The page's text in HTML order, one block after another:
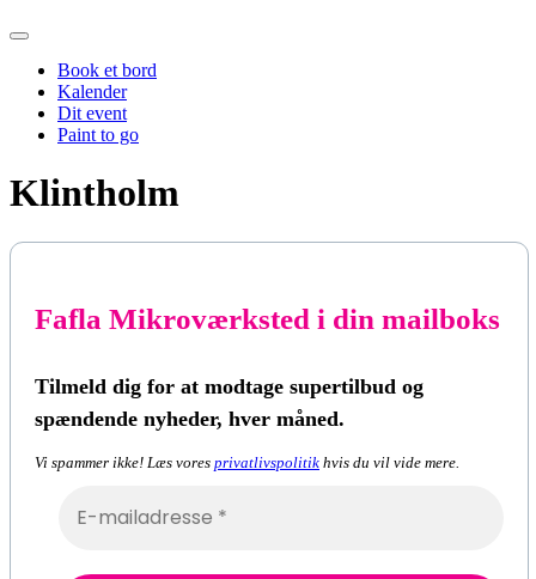
Book et bord
Kalender
Dit event
Paint to go
Klintholm
Fafla Mikroværksted i din mailboks
Tilmeld dig for at modtage supertilbud og
spændende nyheder, hver måned.
Vi spammer ikke! Læs vores privatlivspolitik hvis du vil vide mere.